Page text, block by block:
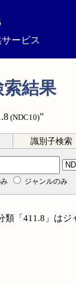
ービス
索結果
(NDC10)”
識別子検索
ジャンルのみ
類「411.8」はジ